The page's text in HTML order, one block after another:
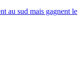
au sud mais gagnent le